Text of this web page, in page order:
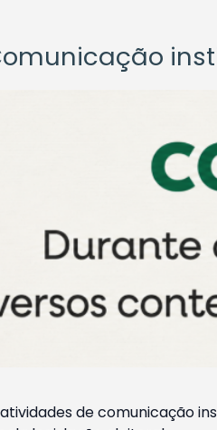
de comunicação